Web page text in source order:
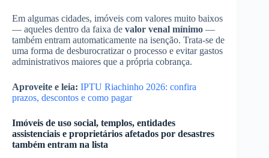
Em algumas cidades, imóveis com valores muito baixos
— aqueles dentro da faixa de valor venal mínimo —
também entram automaticamente na isenção. Trata-se de
uma forma de desburocratizar o processo e evitar gastos
administrativos maiores que a própria cobrança.
Aproveite e leia: IPTU Riachinho 2026: confira
prazos, descontos e como pagar
Imóveis de uso social, templos, entidades
assistenciais e proprietários afetados por desastres
também entram na lista